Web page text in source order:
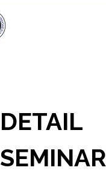
DETAIL
SEMINAR